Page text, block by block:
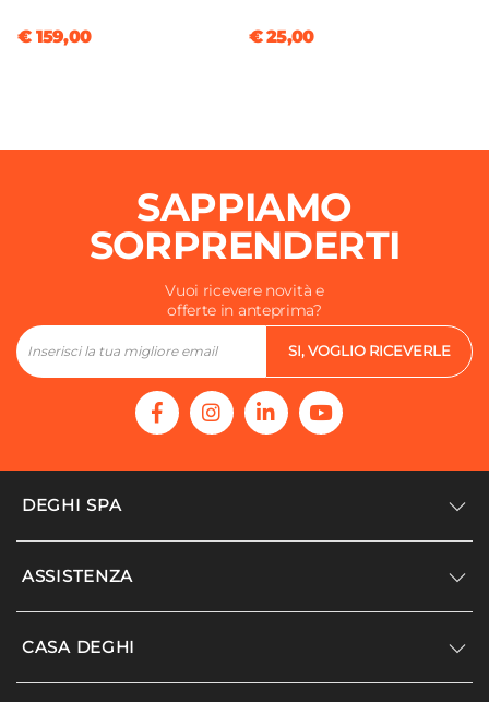
€ 159,00 € 25,00
SAPPIAMO
SORPRENDERTI
Vuoi ricevere novità e
offerte in anteprima?
SI, VOGLIO RICEVERLE
DEGHI SPA
Accedi/Registrati
ASSISTENZA
Supporto
CASA DEGHI